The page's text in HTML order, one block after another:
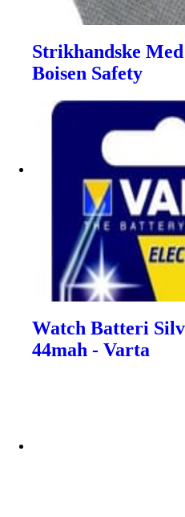
Strikhandske
Boisen Safety
Watch Batteri
44mah - Varta